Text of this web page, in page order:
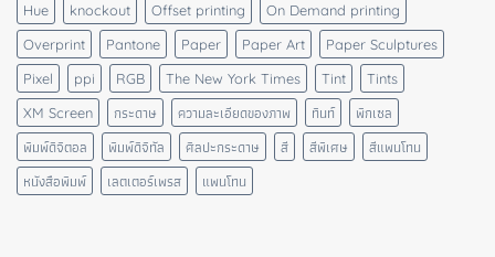
Hue
knockout Offset printing
On Demand printing
Overprint
Pantone Paper Paper Art
Paper Sculptures
Pixel
ppi RGB The New York Times Tint
Tints
XM Screen
กระดาษ ความละเอียดของภาพ ทินท์
พิกเซล
พิมพ์ดิจิตอล
พิมพ์ดิจิทัล ศิลปะกระดาษ สี สีพิเศษ
สีแพนโทน
หนังสือพิมพ์
เลตเตอร์เพรส แพนโทน